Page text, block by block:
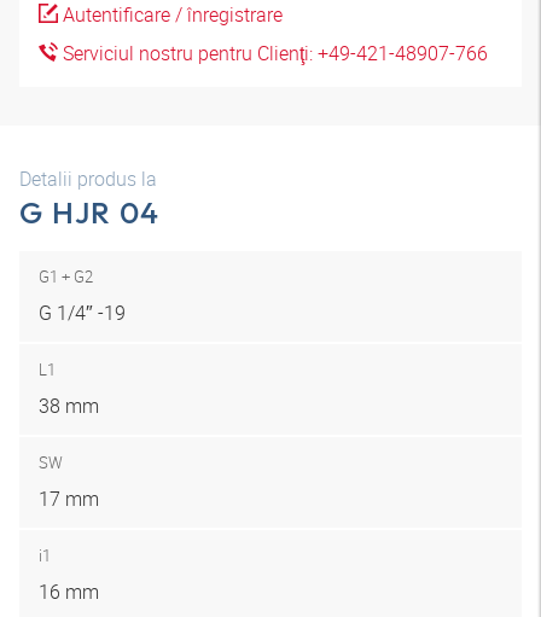
Autentificare / înregistrare
Serviciul nostru pentru Clienţi: +49-421-48907-766
Detalii produs la
G HJR 04
G1 + G2
G 1/4″ -19
L1
38 mm
SW
17 mm
i1
16 mm